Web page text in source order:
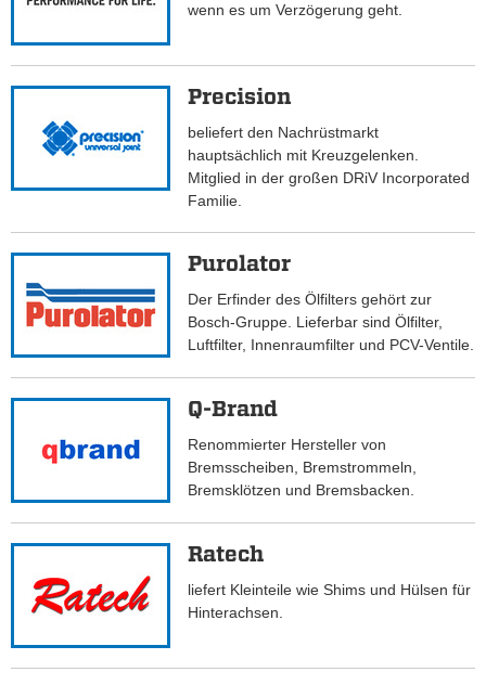
wenn es um Verzögerung geht.
Precision
beliefert den Nachrüstmarkt
hauptsächlich mit Kreuzgelenken.
Mitglied in der großen DRiV Incorporated
Familie.
Purolator
Der Erfinder des Ölfilters gehört zur
Bosch-Gruppe. Lieferbar sind Ölfilter,
Luftfilter, Innenraumfilter und PCV-Ventile.
Q-Brand
Renommierter Hersteller von
Bremsscheiben, Bremstrommeln,
Bremsklötzen und Bremsbacken.
Ratech
liefert Kleinteile wie Shims und Hülsen für
Hinterachsen.